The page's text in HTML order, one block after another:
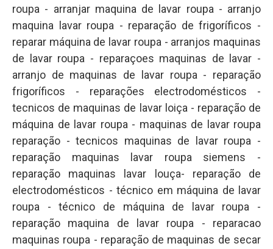
roupa - arranjar maquina de lavar roupa - arranjo
maquina lavar roupa - reparação de frigoríficos -
reparar máquina de lavar roupa - arranjos maquinas
de lavar roupa - reparaçoes maquinas de lavar -
arranjo de maquinas de lavar roupa - reparação
frigoríficos - reparações electrodomésticos -
tecnicos de maquinas de lavar loiça - reparação de
máquina de lavar roupa - maquinas de lavar roupa
reparação - tecnicos maquinas de lavar roupa -
reparação maquinas lavar roupa siemens -
reparação maquinas lavar louça- reparação de
electrodomésticos - técnico em máquina de lavar
roupa - técnico de máquina de lavar roupa -
reparação maquina de lavar roupa - reparacao
maquinas roupa - reparação de maquinas de secar